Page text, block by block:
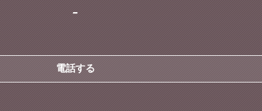
-
電話する